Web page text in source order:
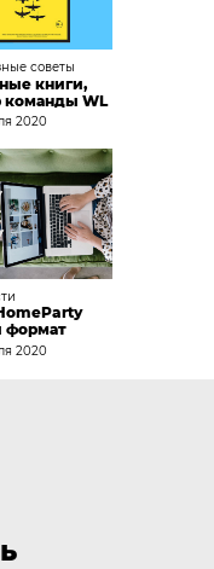
книги,
команды WL
формат
советы
2020
2020